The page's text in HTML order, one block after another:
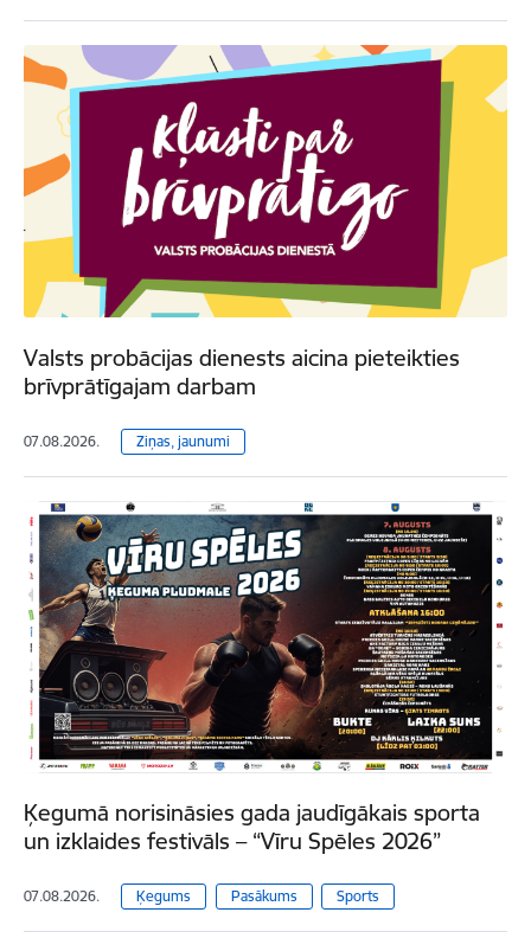
Valsts probācijas dienests aicina pieteikties
brīvprātīgajam darbam
07.08.2026. Ziņas, jaunumi
Ķegumā norisināsies gada jaudīgākais sporta
un izklaides festivāls – “Vīru Spēles 2026”
07.08.2026. Ķegums Pasākums Sports